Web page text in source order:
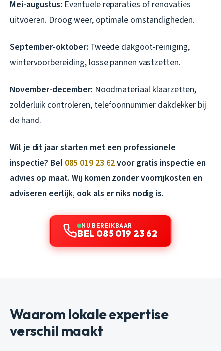
Mei-augustus: Eventuele reparaties of renovaties
uitvoeren. Droog weer, optimale omstandigheden.
September-oktober: Tweede dakgoot-reiniging,
wintervoorbereiding, losse pannen vastzetten.
November-december: Noodmateriaal klaarzetten,
zolderluik controleren, telefoonnummer dakdekker bij
de hand.
Wil je dit jaar starten met een professionele
inspectie? Bel 085 019 23 62voor gratis inspectie en
advies op maat. Wij komen zonder voorrijkosten en
adviseren eerlijk, ook als er niks nodig is.
NU BEREIKBAAR
BEL 085 019 23 62
Waarom lokale expertise
verschil maakt